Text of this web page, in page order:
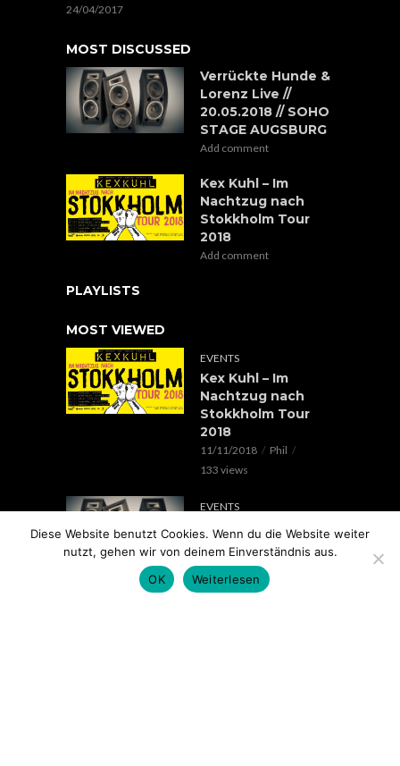
24/04/2017
MOST DISCUSSED
Verrückte Hunde &
Lorenz Live //
20.05.2018 // SOHO
STAGE AUGSBURG
Add comment
Kex Kuhl – Im
Nachtzug nach
Stokkholm Tour
2018
Add comment
PLAYLISTS
MOST VIEWED
EVENTS
Kex Kuhl – Im
Nachtzug nach
Stokkholm Tour
2018
11/11/2018
Phil
133 views
EVENTS
Verrückte Hunde &
Lorenz Live //
20.05.2018 // SOHO
STAGE AUGSBURG
Diese Website benutzt Cookies. Wenn du die Website weiter
nutzt, gehen wir von deinem Einverständnis aus.
OK
Weiterlesen